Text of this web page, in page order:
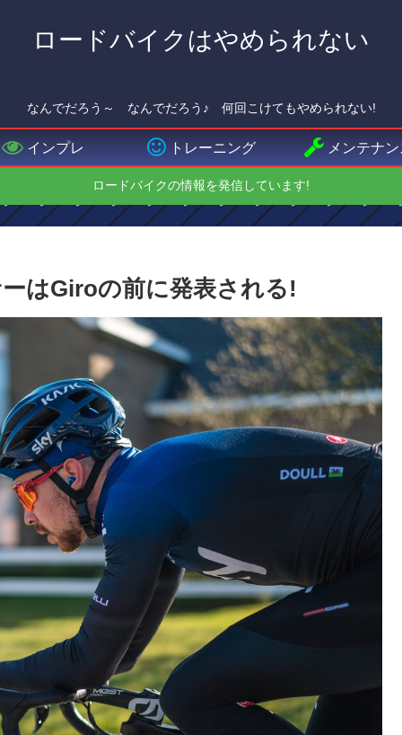
ロードバイクはやめられない
なんでだろう～ なんでだろう♪ 何回こけてもやめられない!
インプレ トレーニング メンテナン
ロードバイクの情報を発信しています!
はGiroの前に発表される!